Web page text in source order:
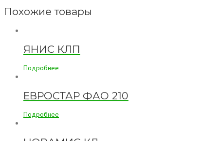
Похожие товары
ЯНИС КЛП
Подробнее
ЕВРОСТАР ФАО 210
Подробнее